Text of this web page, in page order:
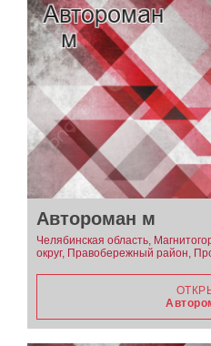
Автороман м
Челябинская область,
округ, Правобережный район,